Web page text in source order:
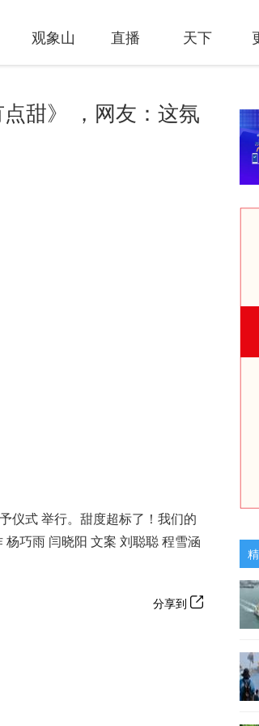
观象山 直播 天下
甜》 ，网友：这氛
仪式 举行。甜度超标了！我们的
巧雨 闫晓阳 文案 刘聪聪 程雪涵
分享到